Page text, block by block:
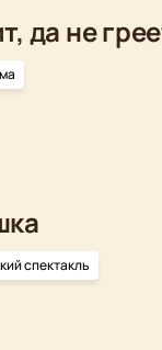
да не
спектакль